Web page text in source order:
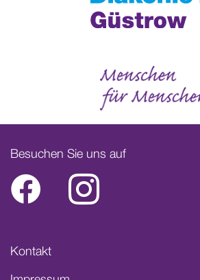
Besuchen Sie uns auf
Facebook
Kontakt